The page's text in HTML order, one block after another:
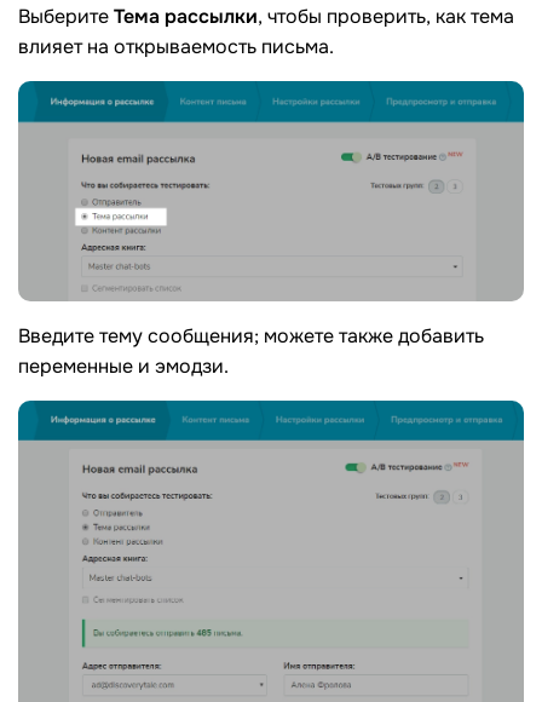
ВыберитеТема рассылки, чтобы проверить, как тема
влияет на открываемость письма.
Введите тему сообщения; можете также добавить
переменные и эмодзи.